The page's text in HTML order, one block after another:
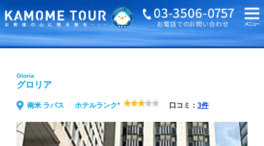
海外旅行・ツアーTOP Gloria グロリア
Gloria
グロリア
南米 ラパス ホテルランク* 口コミ： 3件